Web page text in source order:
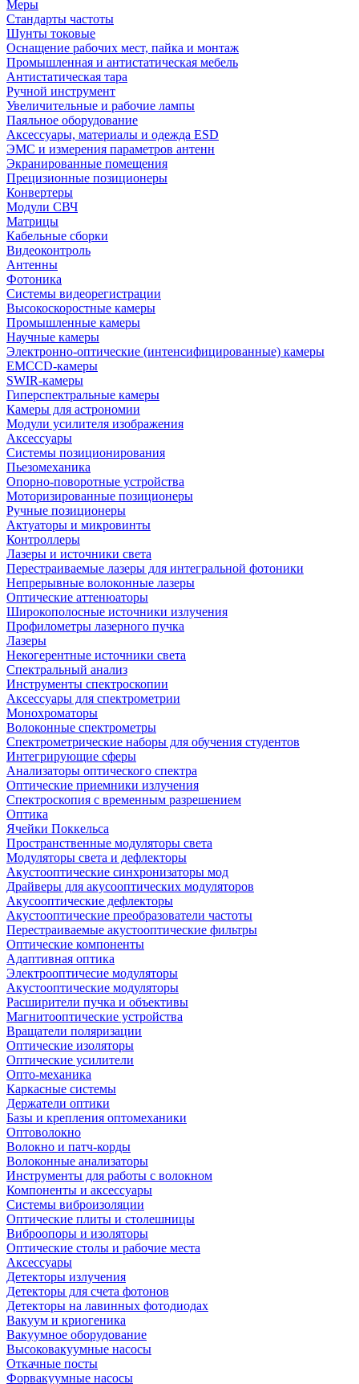
Меры
Стандарты частоты
Шунты токовые
Оснащение рабочих мест, пайка и монтаж
Промышленная и антистатическая мебель
Антистатическая тара
Ручной инструмент
Увеличительные и рабочие лампы
Паяльное оборудование
Аксессуары, материалы и одежда ESD
ЭМС и измерения параметров антенн
Экранированные помещения
Прецизионные позиционеры
Конвертеры
Модули СВЧ
Матрицы
Кабельные сборки
Видеоконтроль
Антенны
Фотоника
Cистемы видеорегистрации
Высокоскоростные камеры
Промышленные камеры
Научные камеры
Электронно-оптические (интенсифицированные) камеры
EMCCD-камеры
SWIR-камеры
Гиперспектральные камеры
Камеры для астрономии
Модули усилителя изображения
Аксессуары
Системы позиционирования
Пьезомеханика
Опорно-поворотные устройства
Моторизированные позиционеры
Ручные позиционеры
Актуаторы и микровинты
Контроллеры
Лазеры и источники света
Перестраиваемые лазеры для интегральной фотоники
Непрерывные волоконные лазеры
Оптические аттенюаторы
Широкополосные источники излучения
Профилометры лазерного пучка
Лазеры
Некогерентные источники света
Спектральный анализ
Инструменты спектроскопии
Аксессуары для спектрометрии
Монохроматоры
Волоконные спектрометры
Спектрометрические наборы для обучения студентов
Интегрирующие сферы
Анализаторы оптического спектра
Оптические приемники излучения
Спектроскопия с временным разрешением
Оптика
Ячейки Поккельса
Пространственные модуляторы света
Модуляторы света и дефлекторы
Акустооптические синхронизаторы мод
Драйверы для акусооптических модуляторов
Акусооптические дефлекторы
Акустооптические преобразователи частоты
Перестраиваемые акустооптические фильтры
Оптические компоненты
Адаптивная оптика
Электрооптичесие модуляторы
Акустооптические модуляторы
Расширители пучка и объективы
Магнитооптические устройства
Вращатели поляризации
Оптические изоляторы
Оптические усилители
Опто-механика
Каркасные системы
Держатели оптики
Базы и крепления оптомеханики
Оптоволокно
Волокно и патч-корды
Волоконные анализаторы
Инструменты для работы с волокном
Компоненты и аксессуары
Системы виброизоляции
Оптические плиты и столешницы
Виброопоры и изоляторы
Оптические столы и рабочие места
Аксессуары
Детекторы излучения
Детекторы для счета фотонов
Детекторы на лавинных фотодиодах
Вакуум и криогеника
Вакуумное оборудование
Высоковакуумные насосы
Откачные посты
Форвакуумные насосы